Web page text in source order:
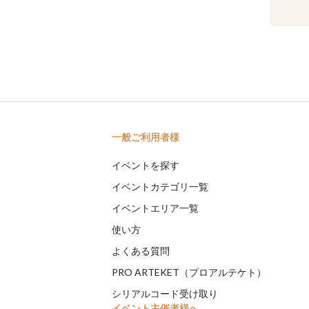
一般ご利用者様
イベントを探す
イベントカテゴリ一覧
イベントエリア一覧
使い方
よくある質問
PRO ARTEKET（プロアルテケト）
シリアルコード受け取り